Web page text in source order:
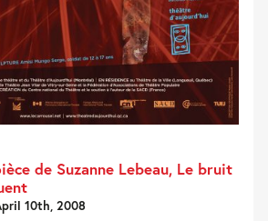
de Suzanne Lebeau, Le bruit
10th, 2008